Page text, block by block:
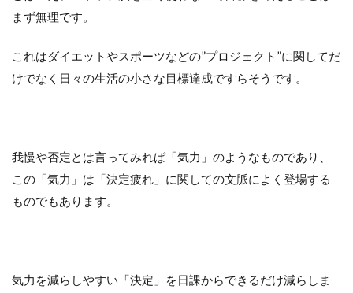
まず無理です。
これはダイエットやスポーツなどの”プロジェクト”に関してだ
けでなく日々の生活の小さな目標達成ですらそうです。
我慢や否定とは言ってみれば「気力」のようなものであり、
この「気力」は「決定疲れ」に関しての文脈によく登場する
ものでもあります。
気力を減らしやすい「決定」を日課からできるだけ減らしま